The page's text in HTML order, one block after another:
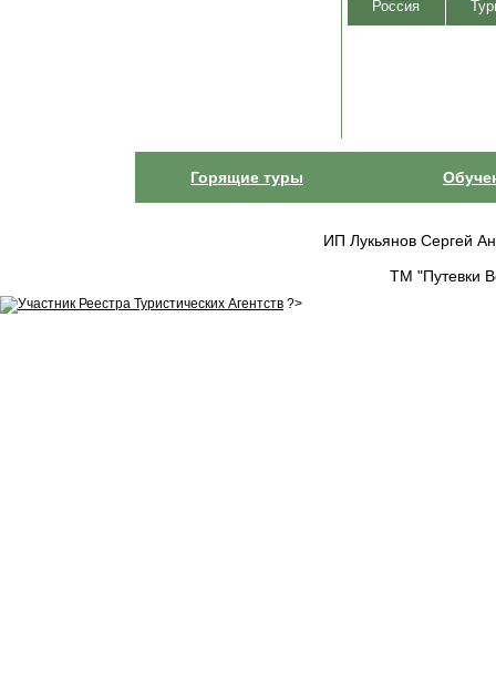
Россия
Горящие туры
ИП Лукьянов Сергей
ТМ "Путевки
?>